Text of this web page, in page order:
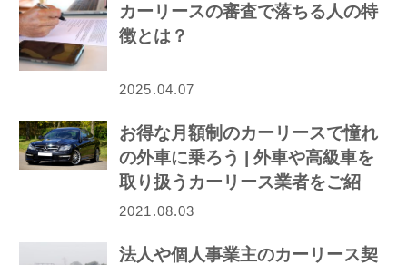
カーリースの審査で落ちる人の特
徴とは？
2025.04.07
お得な月額制のカーリースで憧れ
の外車に乗ろう | 外車や高級車を
取り扱うカーリース業者をご紹
介！
2021.08.03
法人や個人事業主のカーリース契